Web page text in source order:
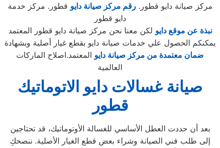
مركز صيانة دايو قطور.رقم مركز صيانة دايو قطور. مركز خدمة
دايو قطور
نبذة عن موقع دايو لكن معنا نحن مركز صيانة دايو قطور المعتمد
يمكنكم الحصول علي خدمات صيانة دايو بقطع غيار أصلية وبشهادة
ضمان معتمدة من مركز صيانة دايو المعتمد.اصلاح الماركات
العالمية
صيانة غسالات دايو الاتوماتيك
قطور
بعد أن حددت العطل الأساسي للغسالة الأوتوماتيك، قد تحتاجين
إلى طلب فني الصيانة وشراء بعض قطع الغيار الأصلية. ننصحكِ